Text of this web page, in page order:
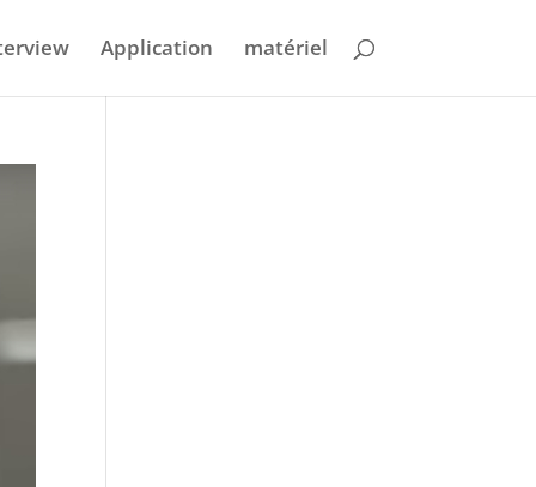
Application matériel